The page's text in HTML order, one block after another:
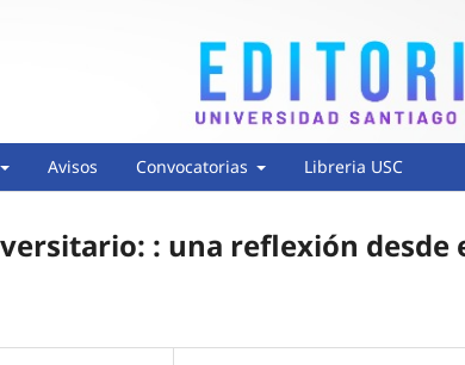
Avisos Convocatorias Libreria USC
: una reflexión desde